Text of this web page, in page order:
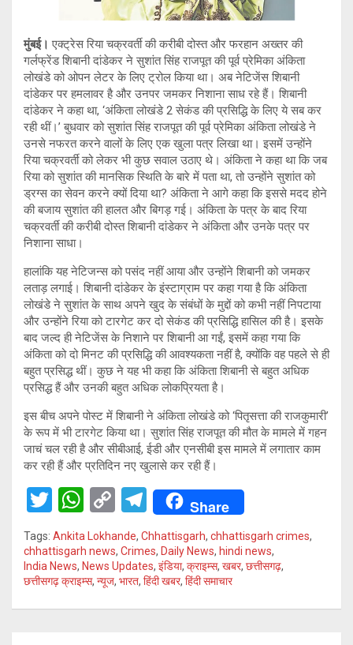
मुंबई। एक्ट्रेस रिया चक्रवर्ती की करीबी दोस्त और फरहान अख्तर की
गर्लफ्रेंड शिबानी दांडेकर ने सुशांत सिंह राजपूत की पूर्व प्रेमिका अंकिता
लोखंडे को ओपन लेटर के लिए ट्रोल किया था। अब नेटिजेंस शिबानी
दांडेकर पर हमलावर है और उनपर जमकर निशाना साध रहे हैं। शिबानी
दांडेकर ने कहा था, ‘अंकिता लोखंडे 2 सेकंड की प्रसिद्धि के लिए ये सब कर
रही थीं।’ बुधवार को सुशांत सिंह राजपूत की पूर्व प्रेमिका अंकिता लोखंडे ने
उनसे नफरत करने वालों के लिए एक खुला पत्र लिखा था। इसमें उन्होंने
रिया चक्रवर्ती को लेकर भी कुछ सवाल उठाए थे। अंकिता ने कहा था कि जब
रिया को सुशांत की मानसिक स्थिति के बारे में पता था, तो उन्होंने सुशांत को
ड्रग्स का सेवन करने क्यों दिया था? अंकिता ने आगे कहा कि इससे मदद होने
की बजाय सुशांत की हालत और बिगड़ गई। अंकिता के पत्र के बाद रिया
चक्रवर्ती की करीबी दोस्त शिबानी दांडेकर ने अंकिता और उनके पत्र पर
निशाना साधा।
हालांकि यह नेटिजन्स को पसंद नहीं आया और उन्होंने शिबानी को जमकर
लताड़ लगाई। शिबानी दांडेकर के इंस्टाग्राम पर कहा गया है कि अंकिता
लोखंडे ने सुशांत के साथ अपने खुद के संबंधों के मुद्दों को कभी नहीं निपटाया
और उन्होंने रिया को टारगेट कर दो सेकंड की प्रसिद्धि हासिल की है। इसके
बाद जल्द ही नेटिजेंस के निशाने पर शिबानी आ गईं, इसमें कहा गया कि
अंकिता को दो मिनट की प्रसिद्धि की आवश्यकता नहीं है, क्योंकि वह पहले से ही
बहुत प्रसिद्ध थीं। कुछ ने यह भी कहा कि अंकिता शिबानी से बहुत अधिक
प्रसिद्ध हैं और उनकी बहुत अधिक लोकप्रियता है।
इस बीच अपने पोस्ट में शिबानी ने अंकिता लोखंडे को ‘पितृसत्ता की राजकुमारी’
के रूप में भी टारगेट किया था। सुशांत सिंह राजपूत की मौत के मामले में गहन
जाचं चल रही है और सीबीआई, ईडी और एनसीबी इस मामले में लगातार काम
कर रही हैं और प्रतिदिन नए खुलासे कर रही हैं।
T
wi
tt
er
W
h
at
s
A
C
o
py
Li
n
T
el
e
gr
a
Share
Tags: Ankita Lokhande, Chhattisgarh, chhattisgarh crimes,
chhattisgarh news, Crimes, Daily News, hindi news,
India News, News Updates, इंडिया, क्राइम्स, खबर, छत्तीसगढ़,
छत्तीसगढ़ क्राइम्स, न्यूज, भारत, हिंदी खबर, हिंदी समाचार